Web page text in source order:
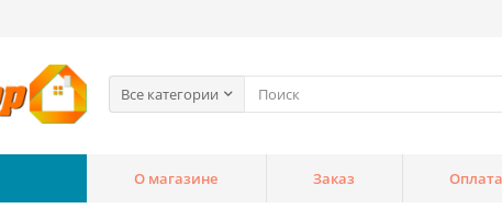
Все категории
О магазине Заказ Оплата